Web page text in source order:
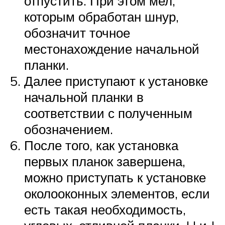
которым обработан шнур,
обозначит точное
местонахождение начальной
планки.
Далее приступают к установке
начальной планки в
соответствии с полученным
обозначением.
После того, как установка
первых планок завершена,
можно приступать к установке
околооконных элементов, если
есть такая необходимость,